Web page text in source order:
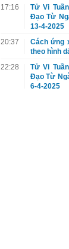
17:16
Tử Vi
Đạo Từ
13-4-2025
20:37
Cách ứng
theo hình
22:28
Tử Vi
Đạo Từ
6-4-2025